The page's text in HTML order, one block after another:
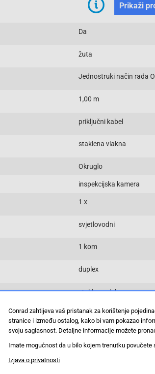
Prikaži
Da
žuta
Jednostruki način rada
1,00 m
priključni kabel
staklena vlakna
Okruglo
inspekcijska kamera
1 x
svjetlovodni
1 kom
duplex
staklena vlakna
ravna
SC-Stecker
Conrad zahtijeva vaš pristanak za korištenje
stranice i između ostalog, kako bi vam pokazao
svoju saglasnost. Detaljne informacije možete
Imate mogućnost da u bilo kojem trenutku
Izjava o privatnosti